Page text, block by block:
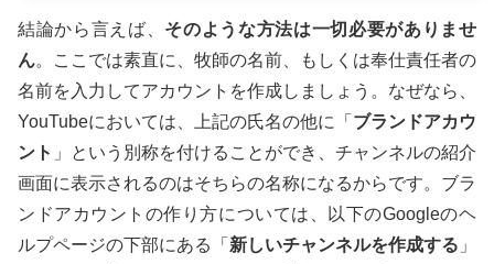
結論から言えば、 そのような方法は一切必要がありませ
ん。ここでは素直に、牧師の名前、もしくは奉仕責任者の
名前を入力してアカウントを作成しましょう。なぜなら、
YouTubeにおいては、上記の氏名の他に「 ブランドアカウ
ント 」という別称を付けることができ、チャンネルの紹介
画面に表示されるのはそちらの名称になるからです。ブラ
ンドアカウントの作り方については、以下のGoogleのヘ
ルプページの下部にある「 新しいチャンネルを作成する 」